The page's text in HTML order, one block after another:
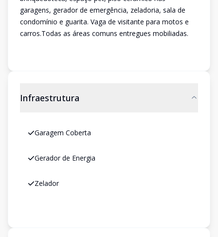
garagens, gerador de emergência, zeladoria, sala de
condomínio e guarita. Vaga de visitante para motos e
carros.Todas as áreas comuns entregues mobiliadas.
Infraestrutura
Garagem Coberta
Gerador de Energia
Zelador